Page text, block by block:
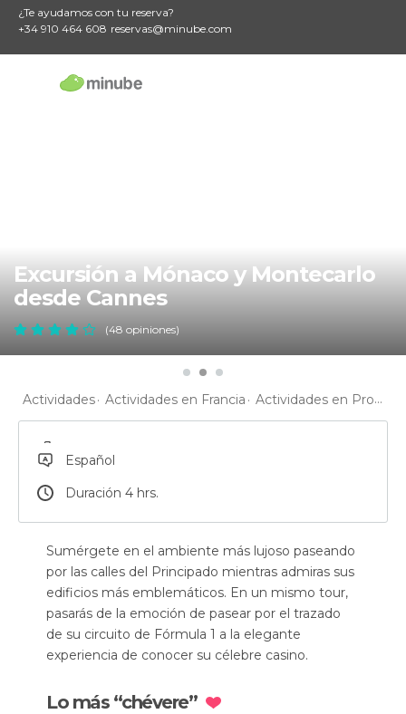
¿Te ayudamos con tu reserva?
+34 910 464 608 reservas@minube.com
Excursión a Mónaco y Montecarlo
desde Cannes
(48 opiniones)
Actividades Actividades en Francia Actividades en Provenza-Alpes-Costa Azul
Español
Duración 4 hrs.
Sumérgete en el ambiente más lujoso paseando
por las calles del Principado mientras admiras sus
edificios más emblemáticos. En un mismo tour,
pasarás de la emoción de pasear por el trazado
de su circuito de Fórmula 1 a la elegante
experiencia de conocer su célebre casino.
Lo más “chévere”